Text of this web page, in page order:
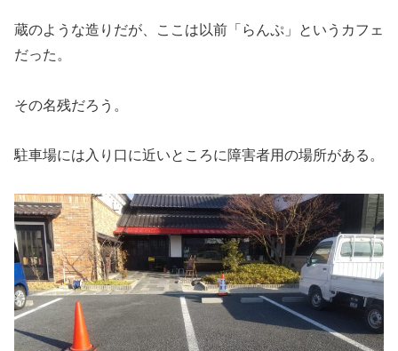
蔵のような造りだが、ここは以前「らんぷ」というカフェ
だった。
その名残だろう。
駐車場には入り口に近いところに障害者用の場所がある。